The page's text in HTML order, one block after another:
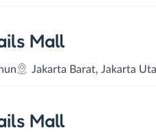
Mall
Jakarta Barat, Jakarta
Mall